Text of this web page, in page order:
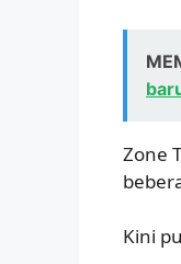
Zone
Kini